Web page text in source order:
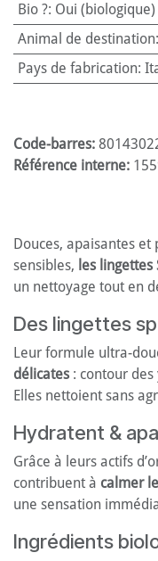
Bio ?: Oui (biologique)
Animal de destination:
Pays de fabrication:
Code-barres:
Référence interne:
Douces, apaisantes
sensibles, les lingettes
un nettoyage tout en
Des lingettes
Leur formule ultra-
délicates : contour
Elles nettoient sans
Hydratent &
Grâce à leurs actifs
contribuent à calmer
une sensation
Ingrédients